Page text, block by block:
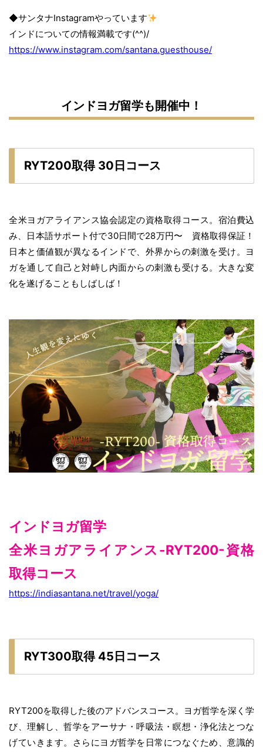
◆サンタナInstagramやっています
インドについての情報満載です(^^)/
https://www.instagram.com/santana.guesthouse/
インドヨガ留学も開催中！
RYT200取得 30日コース
全米ヨガアライアンス協会認定の資格取得コース。宿泊費込
み、日本語サポート付で30日間で28万円〜 資格取得保証！
日本と価値観が異なるインドで、外界からの刺激を受け。ヨ
ガを通して自己と対峙し内面からの刺激も受ける。大きな変
化を遂げることもしばしば！
インドヨガ留学
全米ヨガアライアンス-RYT200-資格
取得コース
https://indiasantana.net/travel/yoga/
RYT300取得 45日コース
RYT200を取得した後のアドバンスコース。ヨガ哲学を深く学
び、理解し、哲学をアーサナ・呼吸法・瞑想・浄化法とつな
げていきます。さらにヨガ哲学を日常につなぐため、意識的